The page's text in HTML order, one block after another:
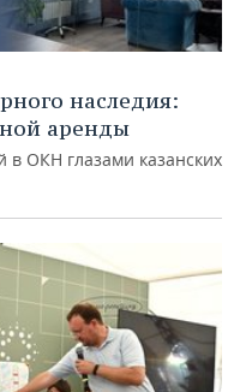
наследия:
аренды
ОКН глазами казанских